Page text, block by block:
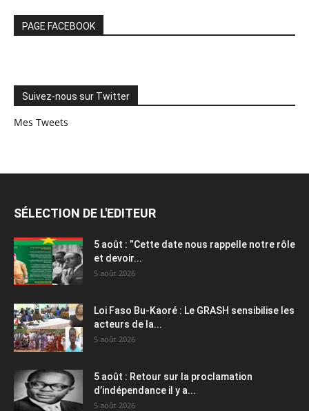
PAGE FACEBOOK
Suivez-nous sur Twitter
Mes Tweets
SÉLECTION DE L'EDITEUR
5 août : ”Cette date nous rappelle notre rôle
et devoir...
5 août 2026
Loi Faso Bu-Kaoré : Le GRASH sensibilise les
acteurs de la...
5 août 2026
5 août : Retour sur la proclamation
d’indépendance il y a...
5 août 2026